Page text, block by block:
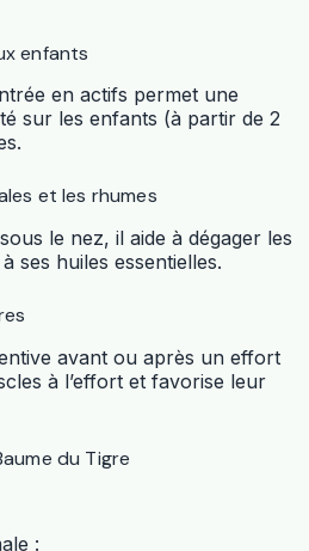
enfants
en actifs permet une
sur les enfants (à partir de 2
et les rhumes
le nez, il aide à dégager les
ses huiles essentielles.
avant ou après un effort
à l’effort et favorise leur
du Tigre
: